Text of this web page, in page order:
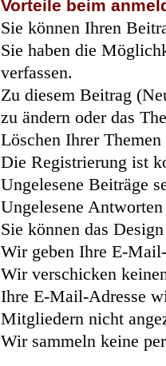
Vorteile beim
Sie können Ihren
Sie haben die
verfassen.
Zu diesem Beitrag
zu ändern oder das
Löschen Ihrer
Die Registrierung ist
Ungelesene Beiträge
Ungelesene
Sie können das
Wir geben Ihre E-
Wir verschicken
Ihre E-Mail-Adresse
Mitgliedern nicht
Wir sammeln keine